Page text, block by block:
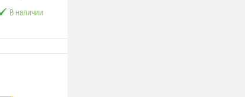
В наличии